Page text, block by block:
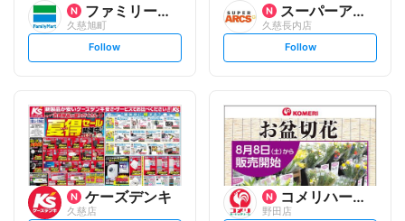
ファミリーマート
久慈旭町
s
t
l
o
w
Follow
スーパーアークス
久慈長内店
s
t
l
o
w
Follow
ケーズデンキ
久慈店
コメリハード&グリーン
野田店